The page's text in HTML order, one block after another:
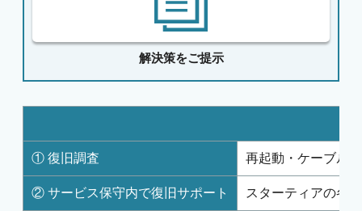
解決策をご提示
① 復旧調査 再起動・ケーブル
② サービス保守内で復旧サポート スターティアの各